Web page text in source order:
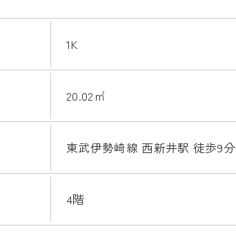
1K
20.02㎡
東武伊勢崎線 西新井駅 徒歩9分
4階